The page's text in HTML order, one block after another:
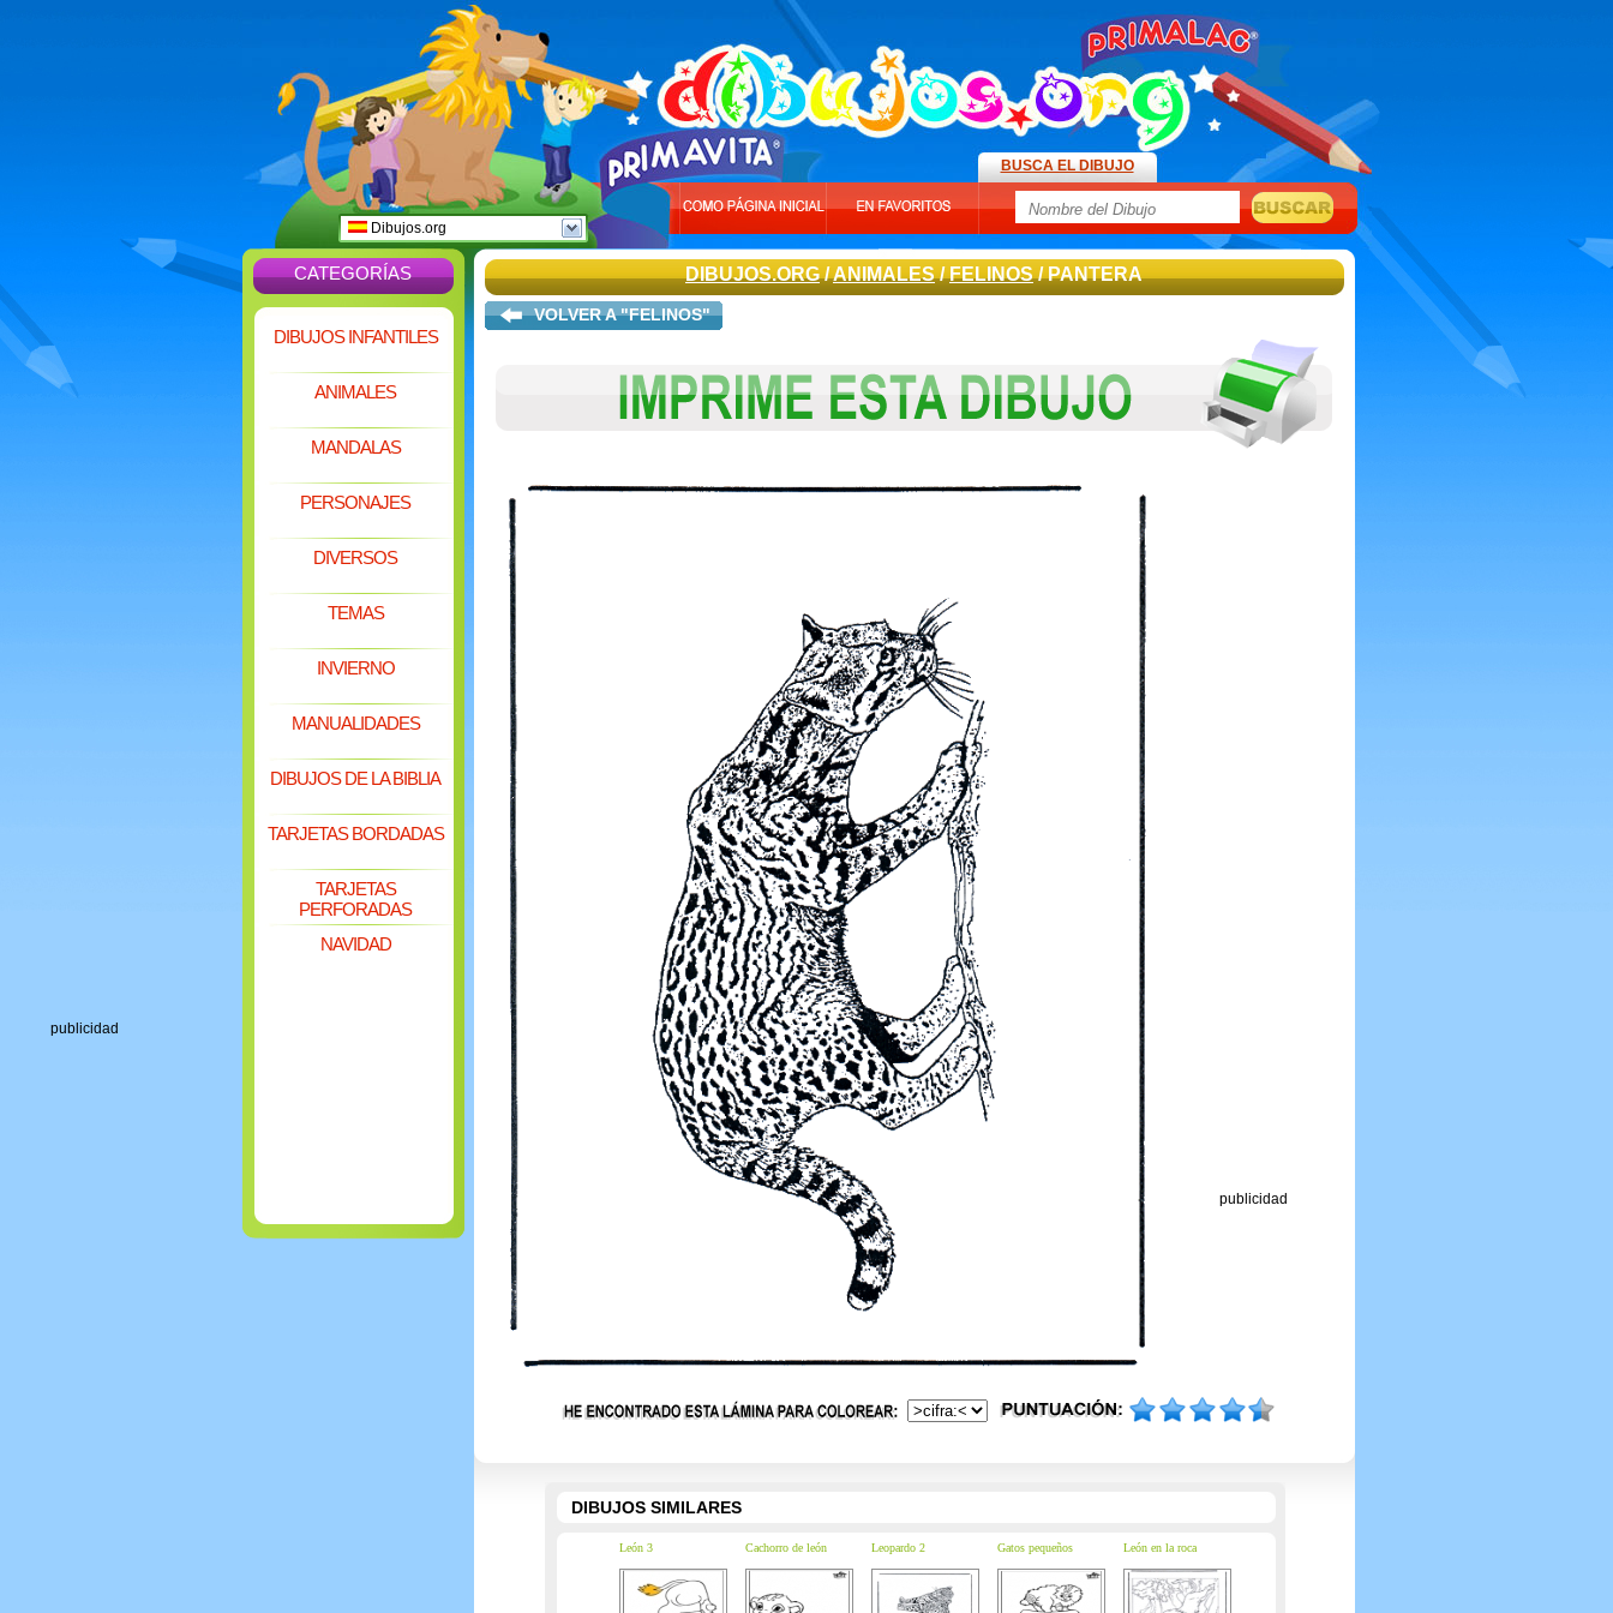
publicidad
Dibujos.org
BUSCA EL DIBUJO
CATEGORÍAS
DIBUJOS INFANTILES
ANIMALES
MANDALAS
PERSONAJES
DIVERSOS
TEMAS
INVIERNO
MANUALIDADES
DIBUJOS DE LA BIBLIA
TARJETAS BORDADAS
TARJETAS
PERFORADAS
NAVIDAD
DIBUJOS.ORG/ANIMALES/FELINOS/ PANTERA
VOLVER A "FELINOS"
publicidad
DIBUJOS SIMILARES
León 3 Cachorro de león Leopardo 2 Gatos pequeños León en la roca